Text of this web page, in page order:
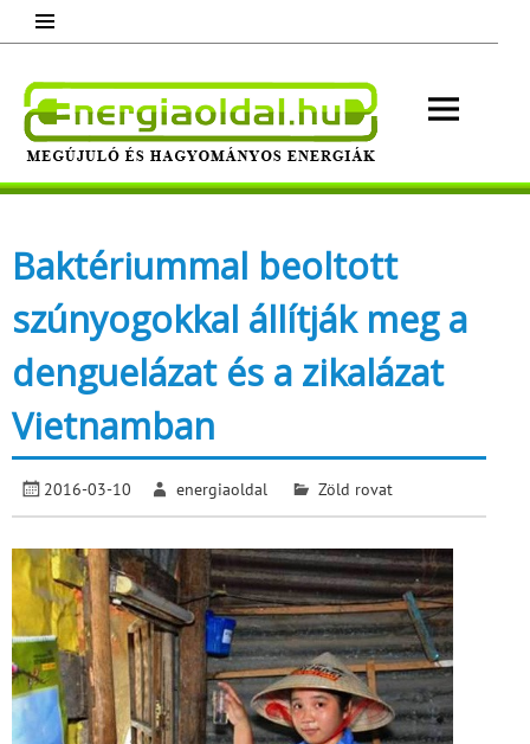
content
Megújuló és hagyományos energiák.
Baktériummal beoltott
szúnyogokkal állítják meg a
denguelázat és a zikalázat
Vietnamban
2016-03-10 energiaoldal Zöld rovat